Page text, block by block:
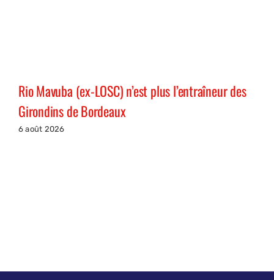
Rio Mavuba (ex-LOSC) n’est plus l’entraîneur des
Girondins de Bordeaux
6 août 2026